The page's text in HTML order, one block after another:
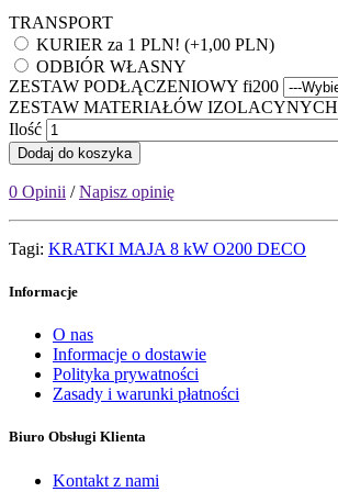
TRANSPORT
KURIER za 1 PLN! (+1,00 PLN)
ODBIÓR WŁASNY
ZESTAW PODŁĄCZENIOWY fi200
ZESTAW MATERIAŁÓW IZOLACYNYCH
Ilość
Dodaj do koszyka
0 Opinii /Napisz opinię
Tagi: KRATKI MAJA 8 kW O200 DECO
Informacje
O nas
Informacje o dostawie
Polityka prywatności
Zasady i warunki płatności
Biuro Obsługi Klienta
Kontakt z nami